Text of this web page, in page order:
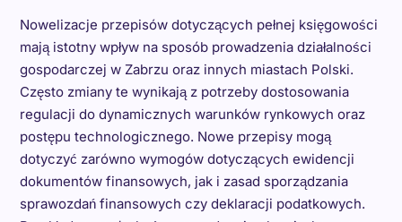
Nowelizacje przepisów dotyczących pełnej księgowości
mają istotny wpływ na sposób prowadzenia działalności
gospodarczej w Zabrzu oraz innych miastach Polski.
Często zmiany te wynikają z potrzeby dostosowania
regulacji do dynamicznych warunków rynkowych oraz
postępu technologicznego. Nowe przepisy mogą
dotyczyć zarówno wymogów dotyczących ewidencji
dokumentów finansowych, jak i zasad sporządzania
sprawozdań finansowych czy deklaracji podatkowych.